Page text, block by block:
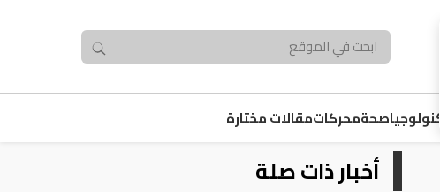
تكنولوجياصحةمحركاتمقالات مختارة
أخبار ذات صلة